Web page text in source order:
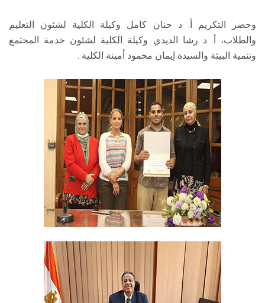
وحضر التكريم أ. د حنان كامل وكيلة الكلية لشئون التعليم
والطلاب، أ. د رشا الديدي وكيلة الكلية لشئون خدمة المجتمع
وتنمية البيئة والسيدة إيمان محمود أمينة الكلية .